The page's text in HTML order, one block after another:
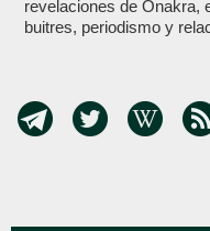
revelaciones de Onakra,
buitres, periodismo y